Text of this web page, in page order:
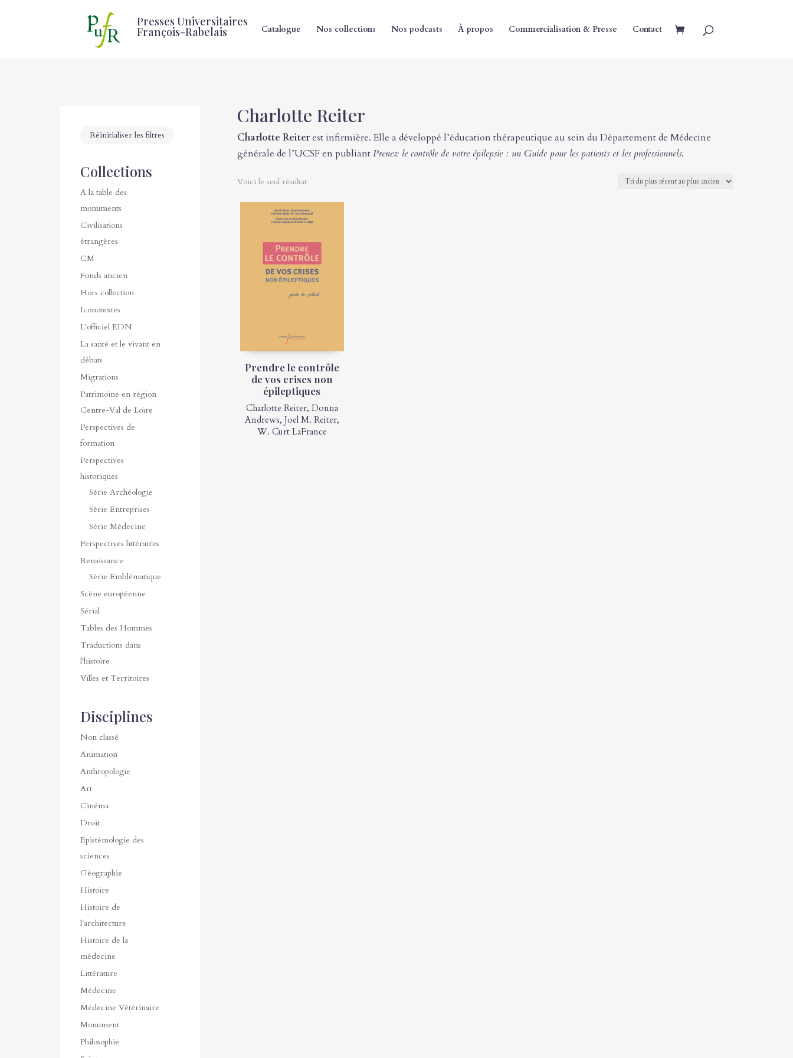
Presses Universitaires
François-Rabelais Catalogue Nos collections Nos podcasts À propos Commercialisation & Presse Contact
Réinitialiser les filtres
Collections
A la table des
monuments
Civilisations
étrangères
CM
Fonds ancien
Hors collection
Iconotextes
L'officiel EDN
La santé et le vivant en
débats
Migrations
Patrimoine en région
Centre-Val de Loire
Perspectives de
formation
Perspectives
historiques
Série Archéologie
Série Entreprises
Série Médecine
Perspectives littéraires
Renaissance
Série Emblématique
Scène européenne
Sérial
Tables des Hommes
Traductions dans
l'histoire
Villes et Territoires
Disciplines
Non classé
Animation
Anthropologie
Art
Cinéma
Droit
Epistémologie des
sciences
Géographie
Histoire
Histoire de
l'architecture
Histoire de la
médecine
Littérature
Médecine
Médecine Vétérinaire
Monument
Philosophie
Charlotte Reiter
Charlotte Reiterest infirmière. Elle a développé l’éducation thérapeutique au sein du Département de Médecine
générale de l’UCSF en publiantPrenez le contrôle de votre épilepsie : un Guide pour les patients et les professionnels.
Voici le seul résultat
Prendre le contrôle
de vos crises non
épileptiques
Charlotte Reiter, Donna
Andrews, Joel M. Reiter,
W. Curt LaFrance